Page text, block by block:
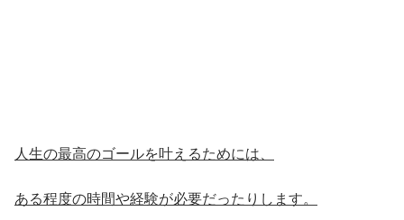
人生の最高のゴールを叶えるためには、
ある程度の時間や経験が必要だったりします。